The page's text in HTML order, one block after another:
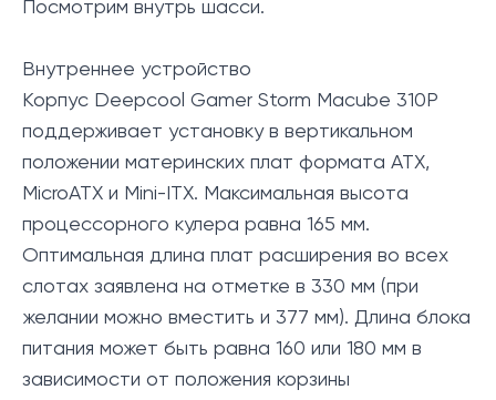
Посмотрим внутрь шасси.
Внутреннее устройство
Корпус Deepcool Gamer Storm Macube 310P
поддерживает установку в вертикальном
положении материнских плат формата ATX,
MicroATX и Mini-ITX. Максимальная высота
процессорного кулера равна 165 мм.
Оптимальная длина плат расширения во всех
слотах заявлена на отметке в 330 мм (при
желании можно вместить и 377 мм). Длина блока
питания может быть равна 160 или 180 мм в
зависимости от положения корзины